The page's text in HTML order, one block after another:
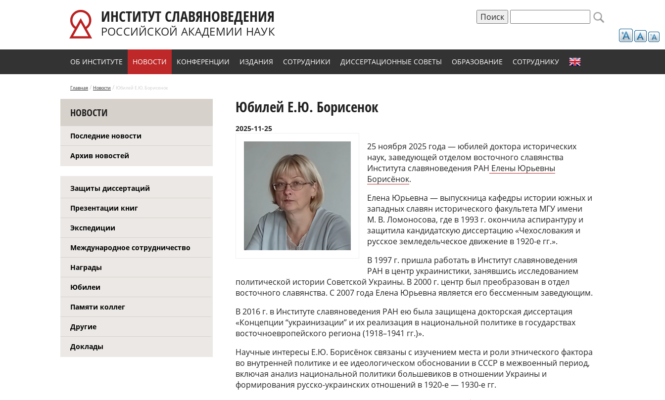
ИНСТИТУТ СЛАВЯНОВЕДЕНИЯ
РОССИЙСКОЙ АКАДЕМИИ НАУК Форма поиска
ОБ ИНСТИТУТЕ НОВОСТИ КОНФЕРЕНЦИИ ИЗДАНИЯ СОТРУДНИКИ ДИССЕРТАЦИОННЫЕ СОВЕТЫ ОБРАЗОВАНИЕ СОТРУДНИКУ
Главная / Новости / Юбилей Е.Ю. Борисенок
НОВОСТИ
Последние новости
Архив новостей
Защиты диссертаций
Презентации книг
Экспедиции
Международное сотрудничество
Награды
Юбилеи
Памяти коллег
Другие
Доклады
Юбилей Е.Ю. Борисенок
2025-11-25
25 ноября 2025 года — юбилей доктора исторических
наук, заведующей отделом восточного славянства
Института славяноведения РАН Елены Юрьевны
Борисёнок.
Елена Юрьевна — выпускница кафедры истории южных и
западных славян исторического факультета МГУ имени
М. В. Ломоносова, где в 1993 г. окончила аспирантуру и
защитила кандидатскую диссертацию «Чехословакия и
русское земледельческое движение в 1920-е гг.».
В 1997 г. пришла работать в Институт славяноведения
РАН в центр украинистики, занявшись исследованием
политической истории Советской Украины. В 2000 г. центр был преобразован в отдел
восточного славянства. С 2007 года Елена Юрьевна является его бессменным заведующим.
В 2016 г. в Институте славяноведения РАН ею была защищена докторская диссертация
«Концепции “украинизации” и их реализация в национальной политике в государствах
восточноевропейского региона (1918–1941 гг.)».
Научные интересы Е.Ю. Борисёнок связаны с изучением места и роли этнического фактора
во внутренней политике и ее идеологическом обосновании в СССР в межвоенный период,
включая анализ национальной политики большевиков в отношении Украины и
формирования русско-украинских отношений в 1920-е — 1930-е гг.